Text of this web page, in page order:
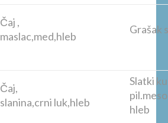
Čaj ,
maslac,med,hleb
Grašak
Čaj,
slanina,crni luk,hleb
Slatki
hleb